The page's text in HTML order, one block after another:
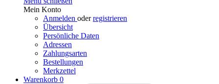
Mein Konto
Anmelden oderregistrieren
Übersicht
Persönliche Daten
Adressen
Zahlungsarten
Bestellungen
Merkzettel
Warenkorb 0